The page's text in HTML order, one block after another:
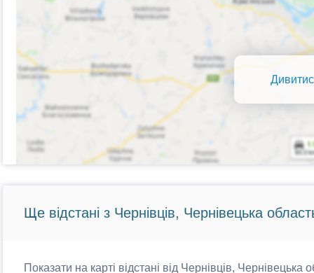
Ще відстані з Чернівців, Чернівецька
Показати на карті відстані від Чернівців, Чернівецька